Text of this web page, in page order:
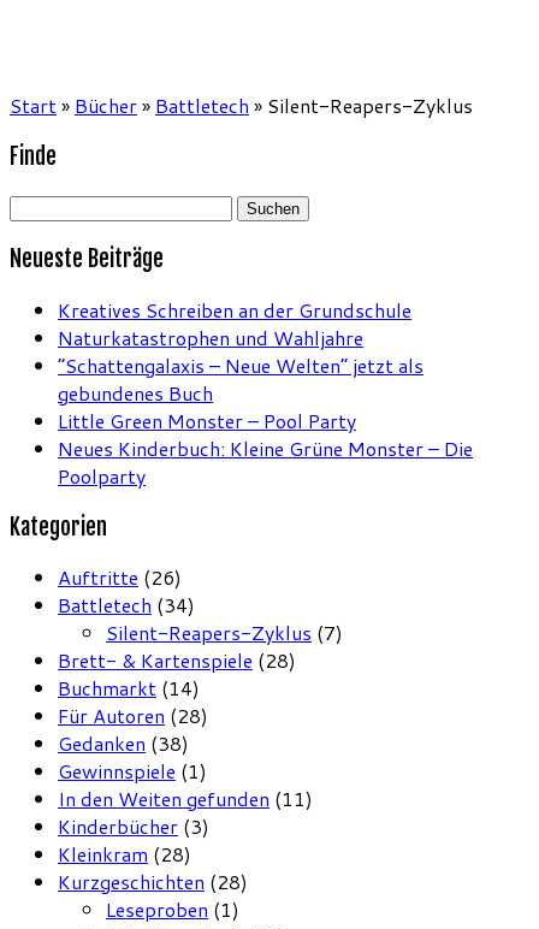
Start» Bücher» Battletech » Silent-Reapers-Zyklus
Finde
Suchen
Neueste Beiträge
Kreatives Schreiben an der Grundschule
Naturkatastrophen und Wahljahre
“Schattengalaxis – Neue Welten” jetzt als
gebundenes Buch
Little Green Monster – Pool Party
Neues Kinderbuch: Kleine Grüne Monster – Die
Poolparty
Kategorien
Auftritte (26)
Battletech (34)
Silent-Reapers-Zyklus (7)
Brett- & Kartenspiele (28)
Buchmarkt (14)
Für Autoren (28)
Gedanken (38)
Gewinnspiele (1)
In den Weiten gefunden (11)
Kinderbücher (3)
Kleinkram (28)
Kurzgeschichten (28)
Leseproben (1)